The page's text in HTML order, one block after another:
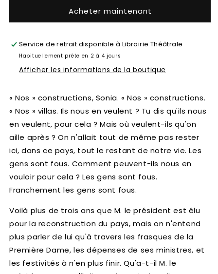
Acheter maintenant
Service de retrait disponible à Librairie Théâtrale
Habituellement prête en 2 à 4 jours
Afficher les informations de la boutique
« Nos » constructions, Sonia. « Nos » constructions.
« Nos » villas. Ils nous en veulent ? Tu dis qu'ils nous
en veulent, pour cela ? Mais où veulent-ils qu'on
aille après ? On n'allait tout de même pas rester
ici, dans ce pays, tout le restant de notre vie. Les
gens sont fous. Comment peuvent-ils nous en
vouloir pour cela ? Les gens sont fous.
Franchement les gens sont fous.
Voilà plus de trois ans que M. le président est élu
pour la reconstruction du pays, mais on n'entend
plus parler de lui qu'à travers les frasques de la
Première Dame, les dépenses de ses ministres, et
les festivités à n'en plus finir. Qu'a-t-il M. le